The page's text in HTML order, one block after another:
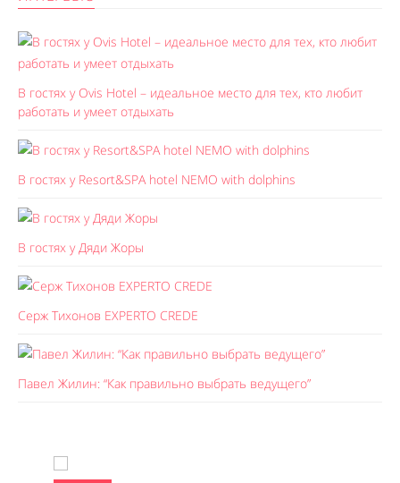
В гостях у Ovis Hotel – идеальное место для тех, кто любит
работать и умеет отдыхать
В гостях у Resort&SPA hotel NEMO with dolphins
В гостях у Дяди Жоры
Серж Тихонов EXPERTO CREDE
Павел Жилин: “Как правильно выбрать ведущего”